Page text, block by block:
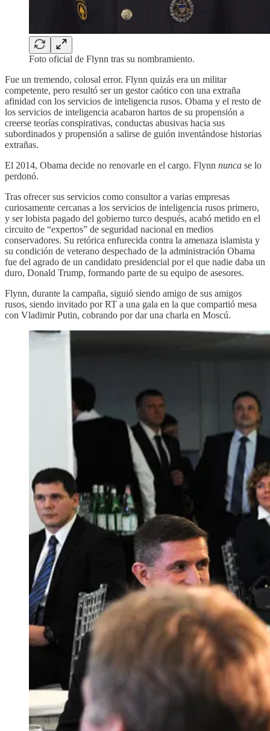
Foto oficial de Flynn tras su nombramiento.
Fue un tremendo, colosal error. Flynn quizás era un militar
competente, pero resultó ser un gestor caótico con una extraña
afinidad con los servicios de inteligencia rusos. Obama y el resto de
los servicios de inteligencia acabaron hartos de su propensión a
creerse teorías conspirativas, conductas abusivas hacia sus
subordinados y propensión a salirse de guión inventándose historias
extrañas.
El 2014, Obama decide no renovarle en el cargo. Flynn nunca se lo
perdonó.
Tras ofrecer sus servicios como consultor a varias empresas
curiosamente cercanas a los servicios de inteligencia rusos primero,
y ser lobista pagado del gobierno turco después, acabó metido en el
circuito de “expertos” de seguridad nacional en medios
conservadores. Su retórica enfurecida contra la amenaza islamista y
su condición de veterano despechado de la administración Obama
fue del agrado de un candidato presidencial por el que nadie daba un
duro, Donald Trump, formando parte de su equipo de asesores.
Flynn, durante la campaña, siguió siendo amigo de sus amigos
rusos, siendo invitado por RT a una gala en la que compartió mesa
con Vladimir Putin, cobrando por dar una charla en Moscú.